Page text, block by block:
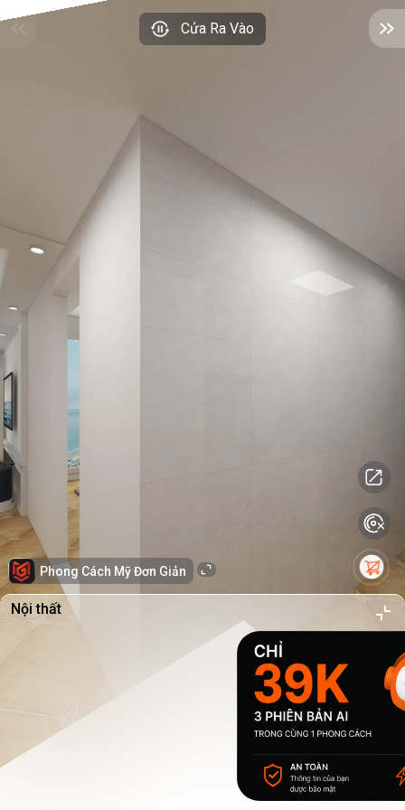
Cửa Ra Vào
Phong Cách Mỹ Đơn Giản
Nội thất